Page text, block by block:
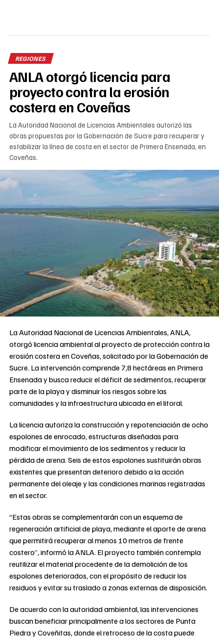
REGIONES
ANLA otorgó licencia para
proyecto contra la erosión
costera en Coveñas
La Autoridad Nacional de Licencias Ambientales autorizó las
obras propuestas por la Gobernación de Sucre para recuperar y
estabilizar la línea de costa en el sector de Primera Ensenada, en
Coveñas.
La Autoridad Nacional de Licencias Ambientales, ANLA,
otorgó licencia ambiental al proyecto de protección contra la
erosión costera en Coveñas, solicitado por la Gobernación de
Sucre. La intervención comprende 7,8 hectáreas en Primera
Ensenada y busca reducir el déficit de sedimentos, recuperar
parte de la playa y disminuir los riesgos sobre las
comunidades y la infraestructura ubicada en el litoral.
La licencia autoriza la construcción y repotenciación de ocho
espolones de enrocado, estructuras diseñadas para
modificar el movimiento de los sedimentos y reducir la
pérdida de arena. Seis de estos espolones sustituirán obras
existentes que presentan deterioro debido a la acción
permanente del oleaje y las condiciones marinas registradas
en el sector.
“Estas obras se complementarán con un esquema de
regeneración artificial de playa, mediante el aporte de arena
que permitirá recuperar al menos 10 metros de frente
costero”, informó la ANLA. El proyecto también contempla
reutilizar el material procedente de la demolición de los
espolones deteriorados, con el propósito de reducir los
residuos y evitar su traslado a zonas externas de disposición.
De acuerdo con la autoridad ambiental, las intervenciones
buscan beneficiar principalmente a los sectores de Punta
Piedra y Coveñitas, donde el retroceso de la costa puede